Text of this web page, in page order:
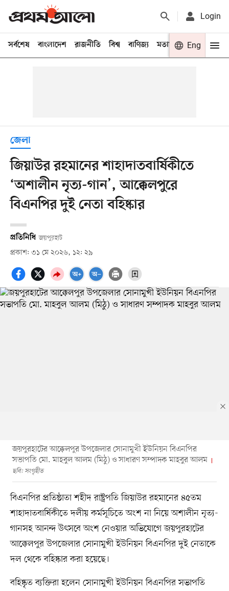
Login
সর্বশেষ বাংলাদেশ রাজনীতি বিশ্ব বাণিজ্য মতামত খেলা
Eng
জেলা
জিয়াউর রহমানের শাহাদাতবার্ষিকীতে
‘অশালীন নৃত্য-গান’, আক্কেলপুরে
বিএনপির দুই নেতা বহিষ্কার
প্রতিনিধি জয়পুরহাট
প্রকাশ: ৩১ মে ২০২৬, ১২: ২৯
জয়পুরহাটের আক্কেলপুর উপজেলার সোনামুখী ইউনিয়ন বিএনপির
সভাপতি মো. মাহবুল আলম (মিঠু) ও সাধারণ সম্পাদক মাহবুর আলম
ছবি: সংগৃহীত
বিএনপির প্রতিষ্ঠাতা শহীদ রাষ্ট্রপতি জিয়াউর রহমানের ৪৫তম
শাহাদাতবার্ষিকীতে দলীয় কর্মসূচিতে অংশ না নিয়ে অশালীন নৃত্য-
গানসহ আনন্দ উৎসবে অংশ নেওয়ার অভিযোগে জয়পুরহাটের
আক্কেলপুর উপজেলার সোনামুখী ইউনিয়ন বিএনপির দুই নেতাকে
দল থেকে বহিষ্কার করা হয়েছে।
বহিষ্কৃত ব্যক্তিরা হলেন সোনামুখী ইউনিয়ন বিএনপির সভাপতি